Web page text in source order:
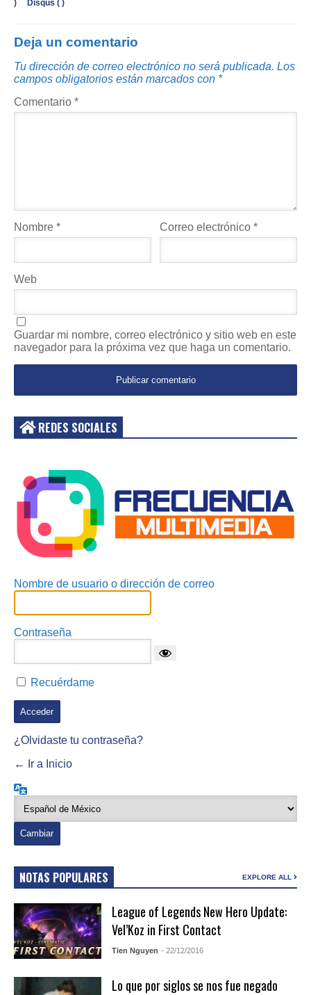
) Disqus ( )
Deja un comentario
Tu dirección de correo electrónico no será publicada. Los
campos obligatorios están marcados con *
Comentario *
Nombre * Correo electrónico*
Web
Guardar mi nombre, correo electrónico y sitio web en este
navegador para la próxima vez que haga un comentario.
REDES SOCIALES
Nombre de usuario o dirección de correo
Contraseña
Recuérdame
¿Olvidaste tu contraseña?
← Ir a Inicio
NOTAS POPULARES EXPLORE ALL
League of Legends New Hero Update:
Vel’Koz in First Contact
Tien Nguyen - 22/12/2016
Lo que por siglos se nos fue negado